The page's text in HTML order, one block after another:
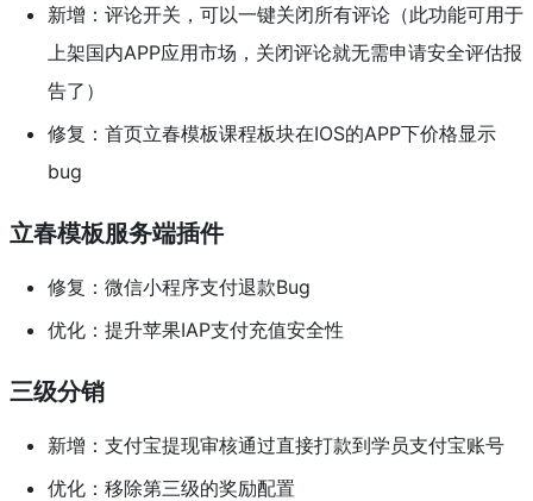
新增：评论开关，可以一键关闭所有评论（此功能可用于
上架国内APP应用市场，关闭评论就无需申请安全评估报
告了）
修复：首页立春模板课程板块在IOS的APP下价格显示
bug
立春模板服务端插件
修复：微信小程序支付退款Bug
优化：提升苹果IAP支付充值安全性
三级分销
新增：支付宝提现审核通过直接打款到学员支付宝账号
优化：移除第三级的奖励配置